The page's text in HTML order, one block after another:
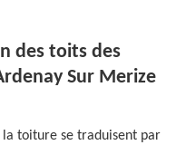
des toits des
Sur Merize
toiture se traduisent par